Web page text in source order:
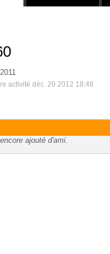
activité déc. 20 2012 18:48
ajouté d'ami.